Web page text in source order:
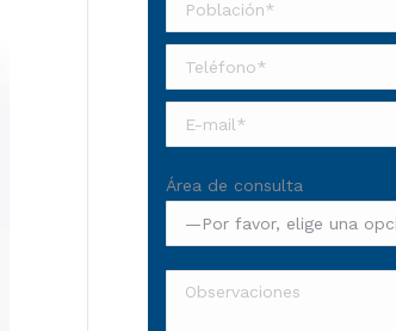
Área de consulta